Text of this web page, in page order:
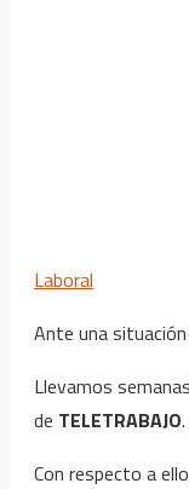
Laboral
Ante una
Llevamos
de TELETRABAJO
Con respecto a